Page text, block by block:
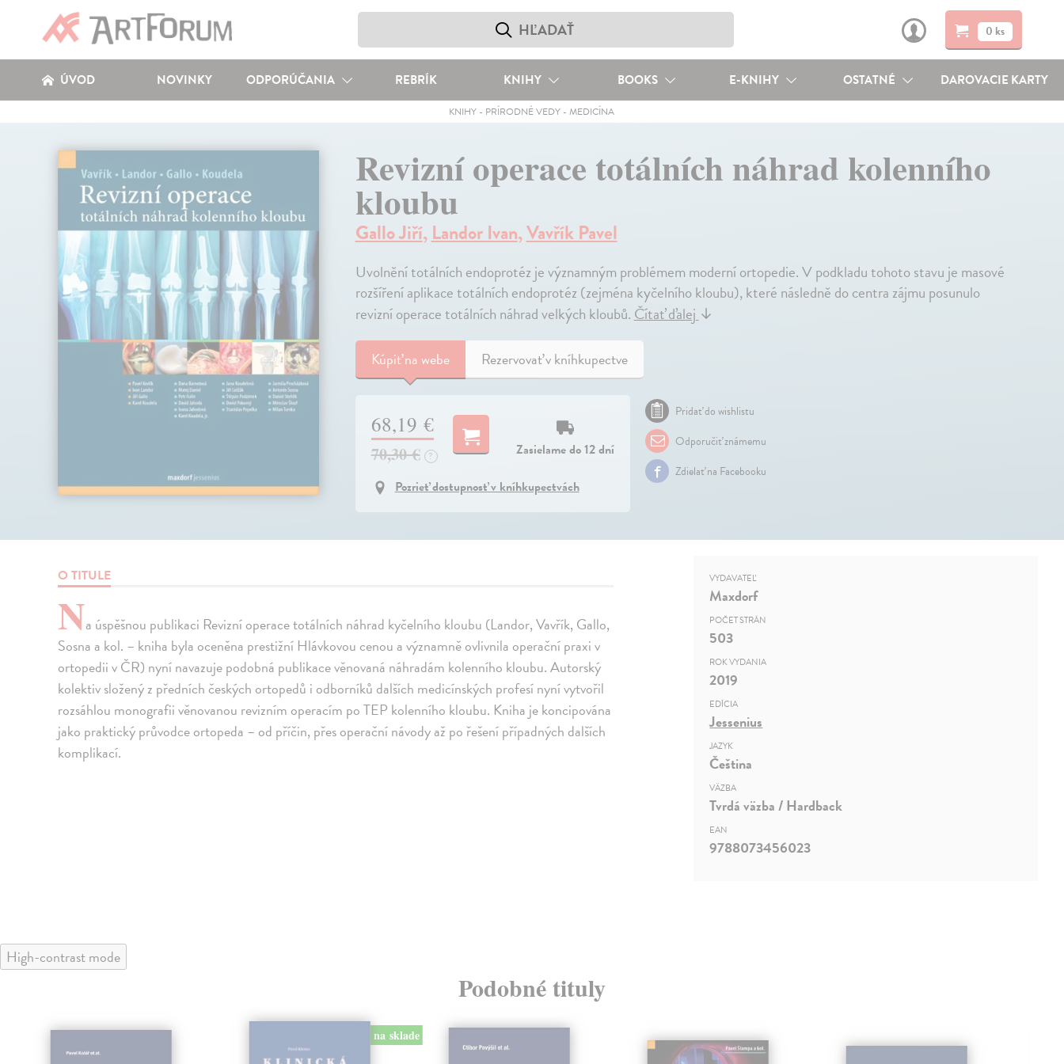
0 ks
ÚVOD NOVINKY ODPORÚČANIA REBRÍK KNIHY BOOKS E-KNIHY OSTATNÉ DAROVACIE KARTY
KNIHY - PRÍRODNÉ VEDY -MEDICÍNA
Revizní operace totálních náhrad kolenního
kloubu
Gallo Jiří,Landor Ivan,Vavřík Pavel
Uvolnění totálních endoprotéz je významným problémem moderní ortopedie. V podkladu tohoto stavu je masové
rozšíření aplikace totálních endoprotéz (zejména kyčelního kloubu), které následně do centra zájmu posunulo
revizní operace totálních náhrad velkých kloubů.Čítať ďalej↓
Kúpiťna webe Rezervovať v kníhkupectve
68,19 €
70,30 € ?
Zasielame do 12 dní
Pozrieť dostupnosť v kníhkupectvách
Pridať do wishlistu
Odporučiť známemu
Zdielať na Facebooku
O TITULE
Na úspěšnou publikaci Revizní operace totálních náhrad kyčelního kloubu (Landor, Vavřík, Gallo,
Sosna a kol. – kniha byla oceněna prestižní Hlávkovou cenou a významně ovlivnila operační praxi v
ortopedii v ČR) nyní navazuje podobná publikace věnovaná náhradám kolenního kloubu. Autorský
kolektiv složený z předních českých ortopedů i odborníků dalších medicínských profesí nyní vytvořil
rozsáhlou monografii věnovanou revizním operacím po TEP kolenního kloubu. Kniha je koncipována
jako praktický průvodce ortopeda – od příčin, přes operační návody až po řešení případných dalších
komplikací.
VYDAVATEĽ
Maxdorf
POČET STRÁN
503
ROK VYDANIA
2019
EDÍCIA
Jessenius
JAZYK
Čeština
VÄZBA
Tvrdá väzba / Hardback
EAN
9788073456023
High-contrast mode
Podobné tituly
na sklade